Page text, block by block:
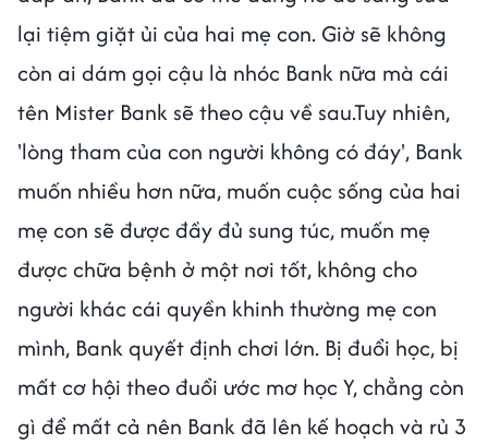
lại tiệm giặt ủi của hai mẹ con. Giờ sẽ không
còn ai dám gọi cậu là nhóc Bank nữa mà cái
tên Mister Bank sẽ theo cậu về sau.Tuy nhiên,
'lòng tham của con người không có đáy', Bank
muốn nhiều hơn nữa, muốn cuộc sống của hai
mẹ con sẽ được đầy đủ sung túc, muốn mẹ
được chữa bệnh ở một nơi tốt, không cho
người khác cái quyền khinh thường mẹ con
mình, Bank quyết định chơi lớn. Bị đuổi học, bị
mất cơ hội theo đuổi ước mơ học Y, chẳng còn
gì để mất cả nên Bank đã lên kế hoạch và rủ 3